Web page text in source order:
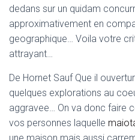
dedans sur un quidam
approximativement en
geographique… Voila votre
attrayant…
De Hornet Sauf Que il
quelques explorations au
aggravee… On va donc faire
vos personnes laquelle